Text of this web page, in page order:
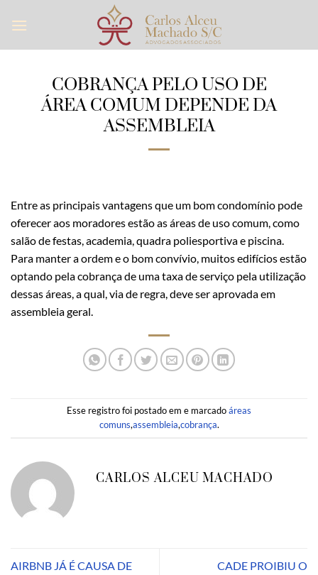
COBRANÇA PELO USO DE
ÁREA COMUM DEPENDE DA
ASSEMBLEIA
Entre as principais vantagens que um bom condomínio pode
oferecer aos moradores estão as áreas de uso comum, como
salão de festas, academia, quadra poliesportiva e piscina.
Para manter a ordem e o bom convívio, muitos edifícios estão
optando pela cobrança de uma taxa de serviço pela utilização
dessas áreas, a qual, via de regra, deve ser aprovada em
assembleia geral.
Esse registro foi postado em e marcadoáreas
comuns,assembleia,cobrança.
CARLOS ALCEU MACHADO
AIRBNB JÁ É CAUSA DE
CADE PROIBIU O